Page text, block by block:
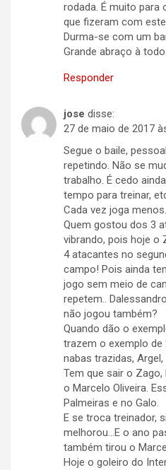
rodada. É muito para
que fizeram com
Durma-se com um
Grande abraço à
Responder
jose disse:
27 de maio de 2017
Segue o baile,
repetindo. Não se
trabalho. É cedo
tempo para treinar,
Cada vez joga
Quem gostou dos 3
vibrando, pois hoje o
4 atacantes no
campo! Pois ainda
jogo sem meio de
repetem..
não jogou também?
Quando dão o
trazem o exemplo de
nabas trazidas,
Tem que sair o
o Marcelo Oliveira.
Palmeiras e no Galo.
E se troca treinador,
melhorou…E o ano
também tirou o
Hoje o goleiro do